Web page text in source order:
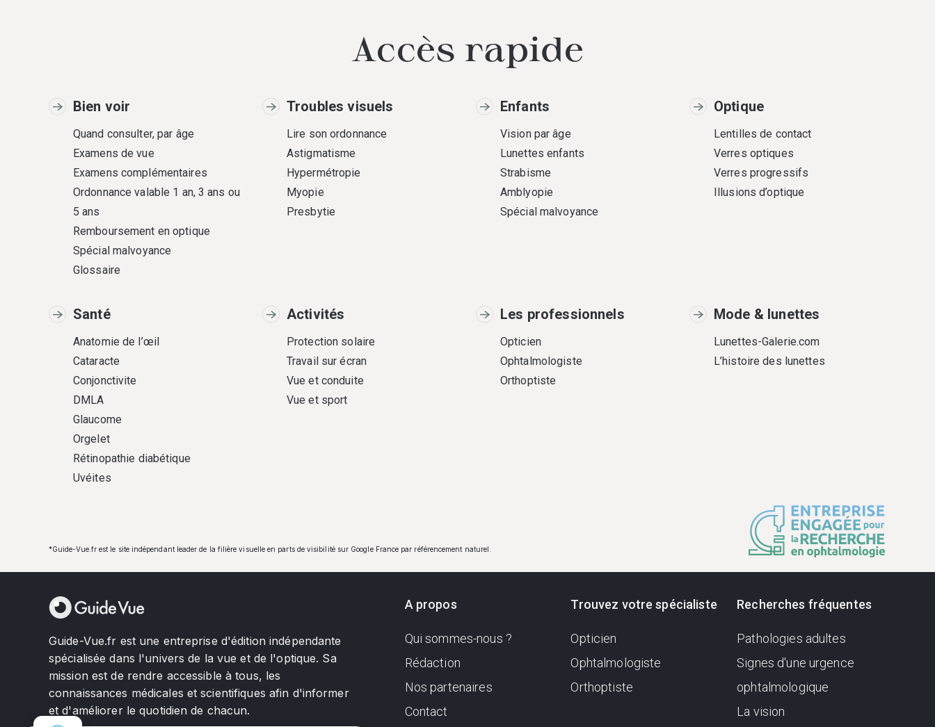
Accès rapide
Bien voir
Quand consulter, par âge
Examens de vue
Examens complémentaires
Ordonnance valable 1 an, 3 ans ou
5 ans
Remboursement en optique
Spécial malvoyance
Glossaire
Troubles visuels
Lire son ordonnance
Astigmatisme
Hypermétropie
Myopie
Presbytie
Enfants
Vision par âge
Lunettes enfants
Strabisme
Amblyopie
Spécial malvoyance
Optique
Lentilles de contact
Verres optiques
Verres progressifs
Illusions d’optique
Santé
Anatomie de l’œil
Cataracte
Conjonctivite
DMLA
Glaucome
Orgelet
Rétinopathie diabétique
Uvéites
Activités
Protection solaire
Travail sur écran
Vue et conduite
Vue et sport
Les professionnels
Opticien
Ophtalmologiste
Orthoptiste
Mode & lunettes
Lunettes-Galerie.com
L’histoire des lunettes
*Guide-Vue.fr est le site indépendant leader de la filière visuelle en parts de visibilité sur Google France par référencement naturel.
Guide-Vue.fr est une entreprise d'édition indépendante
spécialisée dans l'univers de la vue et de l'optique. Sa
mission est de rendre accessible à tous, les
connaissances médicales et scientifiques afin d'informer
et d'améliorer le quotidien de chacun.
A propos
Qui sommes-nous ?
Rédaction
Nos partenaires
Contact
Trouvez votre spécialiste
Opticien
Ophtalmologiste
Orthoptiste
Recherches fréquentes
Pathologies adultes
Signes d'une urgence
ophtalmologique
La vision